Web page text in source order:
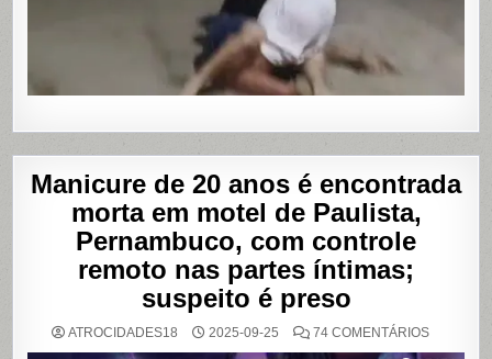
Manicure de 20 anos é encontrada
morta em motel de Paulista,
Pernambuco, com controle
remoto nas partes íntimas;
suspeito é preso
ATROCIDADES18 2025-09-25 74 COMENTÁRIOSEM